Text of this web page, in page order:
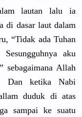
lautan lalu ia
di dasar laut dalam
“Tidak ada Tuhan
ya aku
sebagaimana Allah
Dan ketika Nabi
duduk di atas
sampai ke suatu